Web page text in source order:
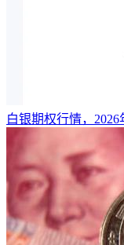
白银期权行情，